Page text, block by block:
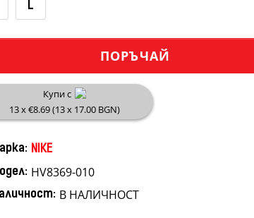
L
ПОРЪЧАЙ
Купи с
13 x €8.69 (13 x 17.00 BGN)
NIKE
HV8369-010
В НАЛИЧНОСТ